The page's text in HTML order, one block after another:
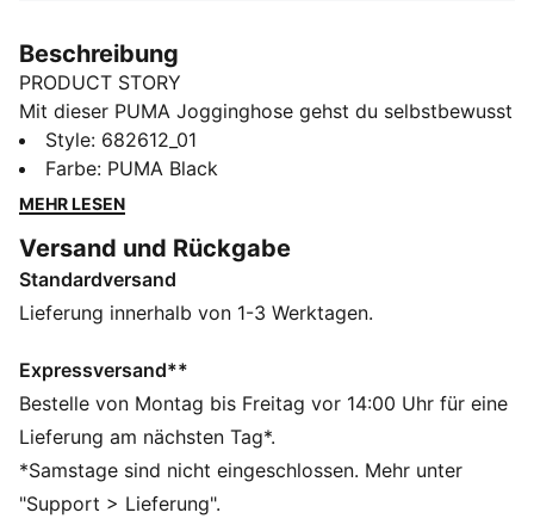
Beschreibung
PRODUCT STORY
Mit dieser PUMA Jogginghose gehst du selbstbewusst
in deinen Tag. Mit einem eleganten elastischen Bund
mit Kordelzug innen für einen perfekten Sitz und dem
kultigen gestickten No. 1 Logo verbindet sie mühelos
Kleiderschrank.
FEATURES + VORTEILE
Hergestellt aus mindestens 50 % recycelten
DETAILS
Regular Fit
French Terry
Reguläre Länge
Mittlere Bundhöhe
Seitentasche
Style: 682612_01
Farbe: PUMA Black
MEHR LESEN
Versand und Rückgabe
Standardversand
Lieferung innerhalb von 1-3 Werktagen.
Expressversand**
Bestelle von Montag bis Freitag vor 14:00 Uhr für eine
Lieferung am nächsten Tag*.
*Samstage sind nicht eingeschlossen. Mehr unter
"Support > Lieferung".